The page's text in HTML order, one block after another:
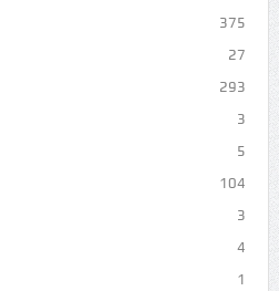
375
27
293
3
5
104
3
4
1